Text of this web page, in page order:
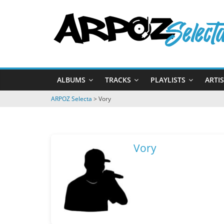
ARPOZ
Selecta
by
ARPOZ
&
ALBUMS TRACKS PLAYLISTS
ARPOZ Selecta > Vory
Vory